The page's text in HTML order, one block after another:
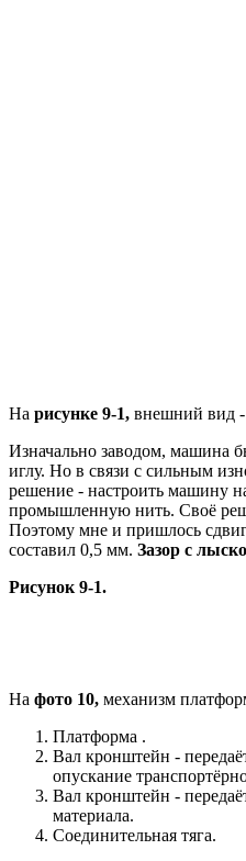
На рисунке 9-1, внешний вид -
Изначально заводом, машина
иглу. Но в связи с сильным
решение - настроить машину
промышленную нить. Своё
Поэтому мне и пришлось
составил 0,5 мм. Зазор с
Рисунок 9-1.
На фото 10, механизм
Платформа .
Вал кронштейн -
опускание
Вал кронштейн -
материала.
Соединительная тяга.